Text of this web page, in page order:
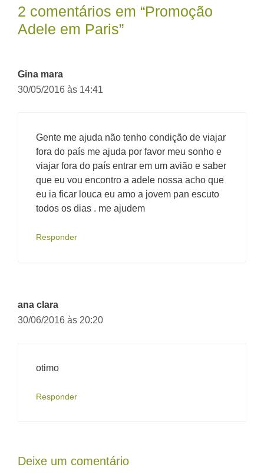
2 comentários em “Promoção
Adele em Paris”
Gina mara
30/05/2016 às 14:41
Gente me ajuda não tenho condição de viajar
fora do país me ajuda por favor meu sonho e
viajar fora do país entrar em um avião e saber
que eu vou encontro a adele nossa acho que
eu ia ficar louca eu amo a jovem pan escuto
todos os dias . me ajudem
Responder
ana clara
30/06/2016 às 20:20
otimo
Responder
Deixe um comentário